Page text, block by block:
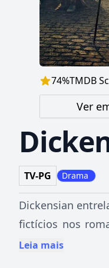
74%TMDB
Ver
TV-PG Drama
Dickensian
fictícios nos
incluindo
Leia mais